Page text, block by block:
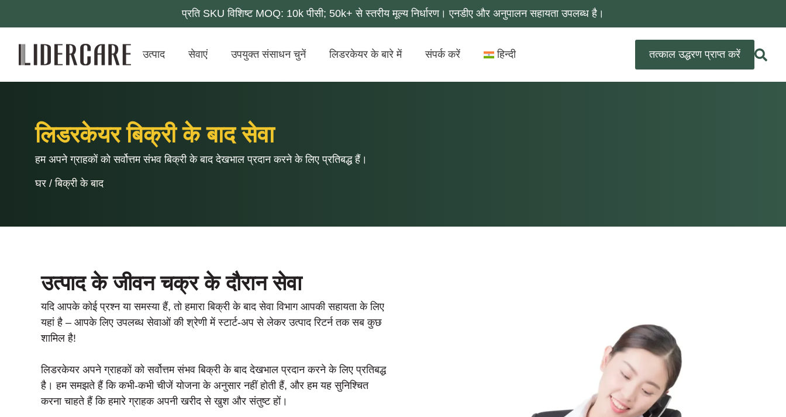
प्रति SKU विशिष्ट MOQ: 10k पीसी; 50k+ से स्तरीय मूल्य निर्धारण। एनडीए और अनुपालन सहायता उपलब्ध है।
उत्पाद सेवाएं उपयुक्त संसाधन चुनें लिडरकेयर के बारे में संपर्क करें हिन्दी तत्काल उद्धरण प्राप्त करें
लिडरकेयर बिक्री के बाद सेवा
हम अपने ग्राहकों को सर्वोत्तम संभव बिक्री के बाद देखभाल प्रदान करने के लिए प्रतिबद्ध हैं।
घर /बिक्री के बाद
उत्पाद के जीवन चक्र के दौरान सेवा
यदि आपके कोई प्रश्न या समस्या हैं, तो हमारा बिक्री के बाद सेवा विभाग आपकी सहायता के लिए
यहां है – आपके लिए उपलब्ध सेवाओं की श्रेणी में स्टार्ट-अप से लेकर उत्पाद रिटर्न तक सब कुछ
शामिल है!
लिडरकेयर अपने ग्राहकों को सर्वोत्तम संभव बिक्री के बाद देखभाल प्रदान करने के लिए प्रतिबद्ध
है। हम समझते हैं कि कभी-कभी चीजें योजना के अनुसार नहीं होती हैं, और हम यह सुनिश्चित
करना चाहते हैं कि हमारे ग्राहक अपनी खरीद से खुश और संतुष्ट हों।